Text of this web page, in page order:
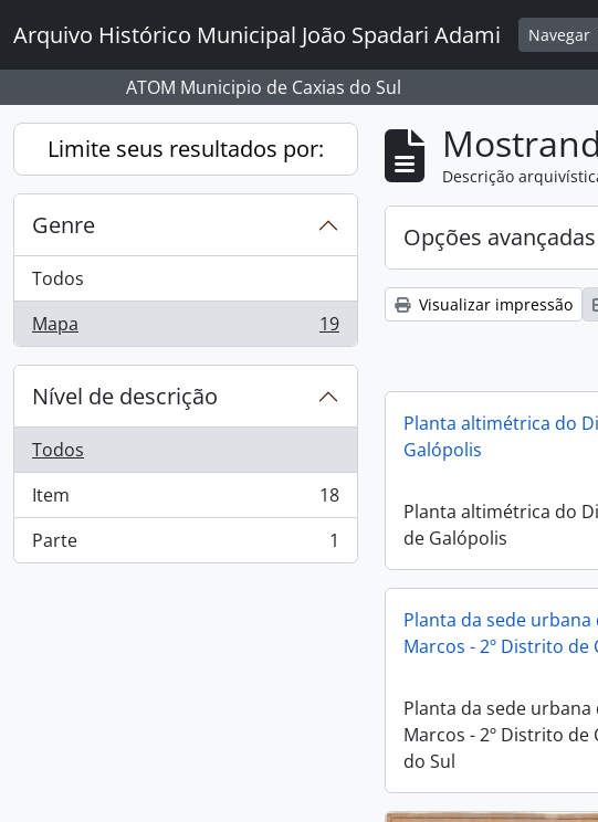
Arquivo Histórico Municipal João Spadari Adami Navegar
ATOM Municipio de Caxias do Sul
Limite seus resultados por:
Genre
Todos
Mapa
, 19 resultados 19
Nível de descrição
Todos
Item
, 18 resultados
18
Parte
, 1 resultados 1
Descrição
Opções
Visualizar impressão
Planta altimétrica do
Galópolis
Planta altimétrica do
de Galópolis
Planta da sede urbana
Marcos - 2º Distrito de
Planta da sede urbana
Marcos - 2º Distrito de
do Sul